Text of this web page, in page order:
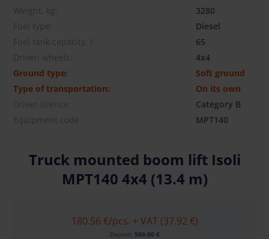
Weight, kg:
3280
Fuel type:
Diesel
Fuel tank capacity, l:
65
Driven wheels:
4x4
Ground type:
Soft ground
Type of transportation:
On its own
Driver licence:
Category B
Equipment code:
MPT140
Truck mounted boom lift Isoli
MPT140 4x4 (13.4 m)
180.56 €/pcs. + VAT (37.92 €)
Deposit 500.00 €